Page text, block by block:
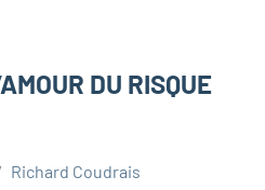
DU RISQUE
Richard Coudrais